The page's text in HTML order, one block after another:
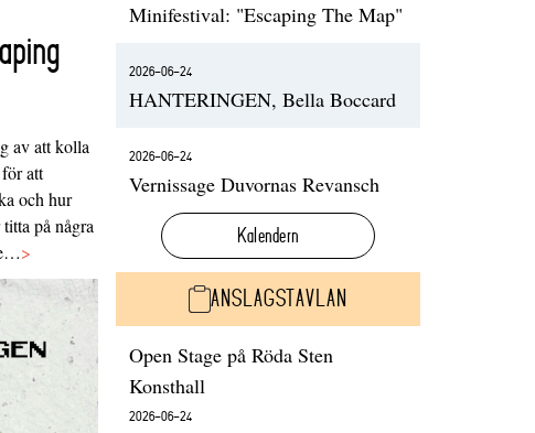
av att kolla
att
och hur
på några
>
Minifestival: "Escaping The Map"
2026-06-24
HANTERINGEN, Bella Boccard
2026-06-24
Vernissage Duvornas Revansch
Kalendern
ANSLAGSTAVLAN
Open Stage på Röda Sten
Konsthall
2026-06-24